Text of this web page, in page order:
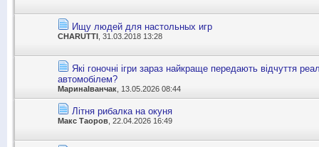
Ищу людей для настольных игр
CHARUTTI , 31.03.2018 13:28
Які гоночні ігри зараз найкраще передають відчуття
автомобілем?
МаринаІванчак , 13.05.2026 08:44
Літня рибалка на окуня
Макс Таоров , 22.04.2026 16:49